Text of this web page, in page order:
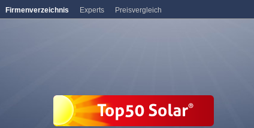
Firmenverzeichnis Experts Preisvergleich